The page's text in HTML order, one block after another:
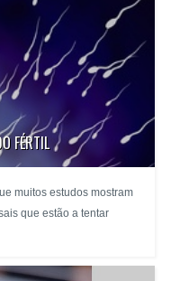
FÉRTIL
muitos estudos mostram
que estão a tentar